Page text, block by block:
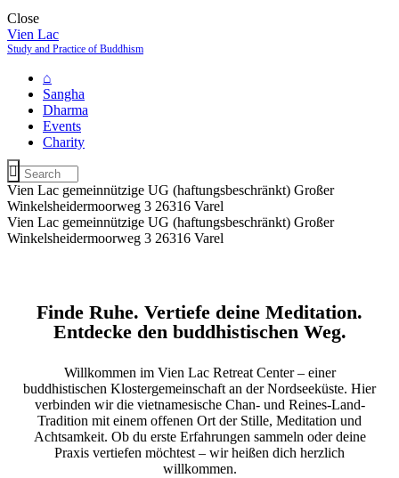
Close
Vien Lac
Study and Practice of Buddhism
⌂
Sangha
Dharma
Events
Charity
Vien Lac gemeinnützige UG (haftungsbeschränkt) Großer
Winkelsheidermoorweg 3 26316 Varel
Vien Lac gemeinnützige UG (haftungsbeschränkt) Großer
Winkelsheidermoorweg 3 26316 Varel
Finde Ruhe. Vertiefe deine Meditation.
Entdecke den buddhistischen Weg.
Willkommen im Vien Lac Retreat Center – einer
buddhistischen Klostergemeinschaft an der Nordseeküste. Hier
verbinden wir die vietnamesische Chan- und Reines-Land-
Tradition mit einem offenen Ort der Stille, Meditation und
Achtsamkeit. Ob du erste Erfahrungen sammeln oder deine
Praxis vertiefen möchtest – wir heißen dich herzlich
willkommen.